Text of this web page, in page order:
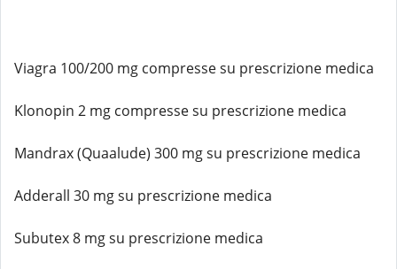
Viagra 100/200 mg compresse su prescrizione medica
Klonopin 2 mg compresse su prescrizione medica
Mandrax (Quaalude) 300 mg su prescrizione medica
Adderall 30 mg su prescrizione medica
Subutex 8 mg su prescrizione medica